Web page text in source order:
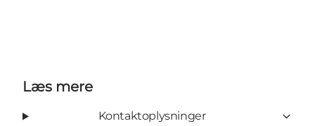
Læs mere
Kontaktoplysninger